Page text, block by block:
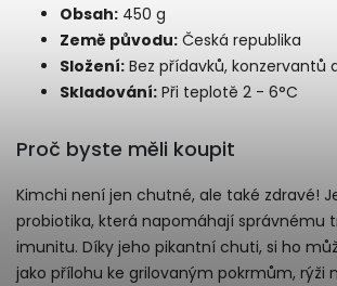
Obsah: 450 g
Země původu: Česká republika
Složení: Bez přídavků, konzervantů
Skladování: Při teplotě 2 - 6°C
Proč byste měli koupit
Kimchi není jen chutné, ale také zdravé!
probiotika, která napomáhají správnému
imunitu. Díky jeho pikantní chuti, si ho
jako přílohu ke grilovaným pokrmům, rýži